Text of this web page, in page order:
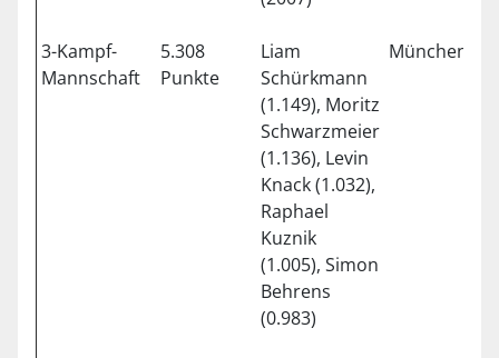
3-Kampf-
Mannschaft
5.308
Punkte
Liam
Schürkmann
(1.149), Moritz
Schwarzmeier
(1.136), Levin
Knack (1.032),
Raphael
Kuznik
(1.005), Simon
Behrens
(0.983)
München